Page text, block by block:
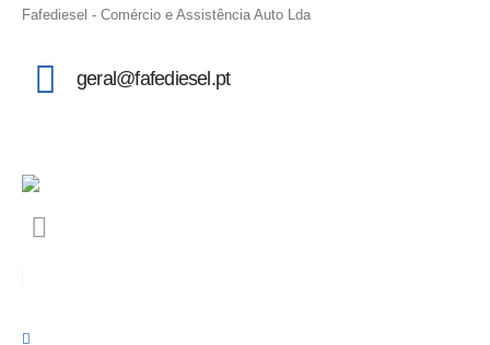
Fafediesel - Comércio e Assistência Auto Lda
geral@fafediesel.pt